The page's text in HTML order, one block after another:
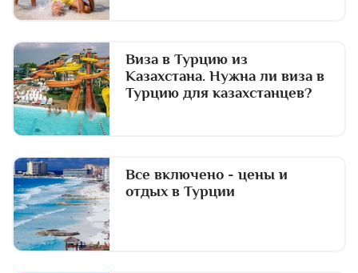
Виза в Турцию из
Казахстана. Нужна ли виза в
Турцию для казахстанцев?
Все включено - цены и
отдых в Турции